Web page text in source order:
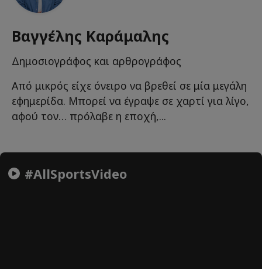
Βαγγέλης Καράμαλης
Δημοσιογράφος και αρθρογράφος
Από μικρός είχε όνειρο να βρεθεί σε μία μεγάλη
εφημερίδα. Μπορεί να έγραψε σε χαρτί για λίγο,
αφού τον… πρόλαβε η εποχή,...
#AllSportsVideo